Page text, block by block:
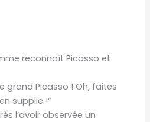
reconnaît Picasso et
grand Picasso ! Oh, faites
supplie !“
l’avoir observée un